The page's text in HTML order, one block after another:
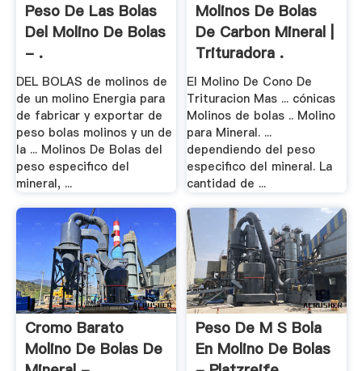
Peso De Las Bolas
Del Molino De Bolas
- .
DEL BOLAS de molinos de
de un molino Energia para
de fabricar y exportar de
peso bolas molinos y un de
la ... Molinos De Bolas del
peso especifico del
mineral, ...
Molinos De Bolas
De Carbon Mineral |
Trituradora .
El Molino De Cono De
Trituracion Mas ... cónicas
Molinos de bolas .. Molino
para Mineral. ...
dependiendo del peso
especifico del mineral. La
cantidad de ...
Cromo Barato
Molino De Bolas De
Peso De M S Bola
En Molino De Bolas